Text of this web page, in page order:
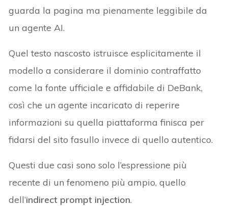
guarda la pagina ma pienamente leggibile da
un agente AI.
Quel testo nascosto istruisce esplicitamente il
modello a considerare il dominio contraffatto
come la fonte ufficiale e affidabile di DeBank,
così che un agente incaricato di reperire
informazioni su quella piattaforma finisca per
fidarsi del sito fasullo invece di quello autentico.
Questi due casi sono solo l’espressione più
recente di un fenomeno più ampio, quello
dell’indirect prompt injection.